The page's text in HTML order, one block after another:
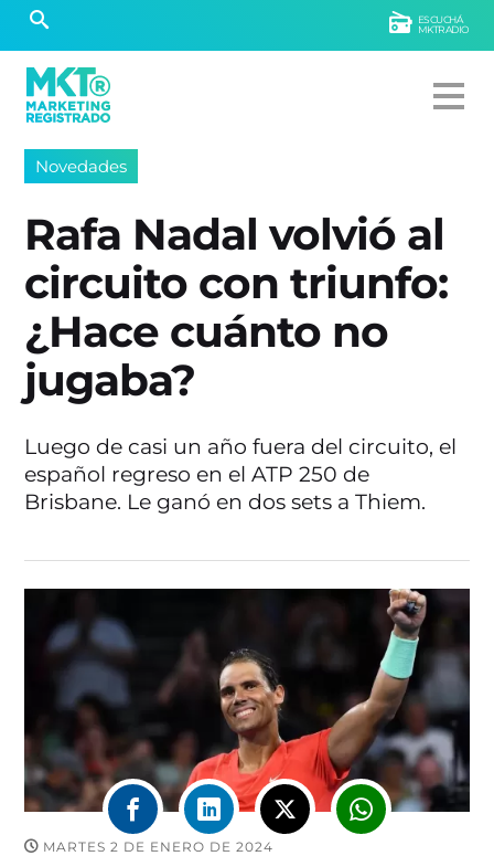
ESCUCHÁ
MKTRADIO
Novedades
Rafa Nadal volvió al
circuito con triunfo:
¿Hace cuánto no
jugaba?
Luego de casi un año fuera del circuito, el
español regreso en el ATP 250 de
Brisbane. Le ganó en dos sets a Thiem.
MARTES 2 DE ENERO DE 2024